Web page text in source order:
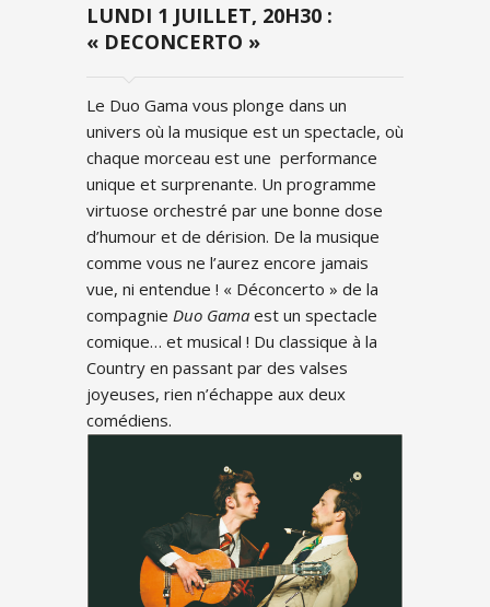
LUNDI 1 JUILLET, 20H30 :
« DECONCERTO »
Le Duo Gama vous plonge dans un
univers où la musique est un spectacle, où
chaque morceau est une performance
unique et surprenante. Un programme
virtuose orchestré par une bonne dose
d’humour et de dérision. De la musique
comme vous ne l’aurez encore jamais
vue, ni entendue ! « Déconcerto » de la
compagnie Duo Gama est un spectacle
comique… et musical ! Du classique à la
Country en passant par des valses
joyeuses, rien n’échappe aux deux
comédiens.